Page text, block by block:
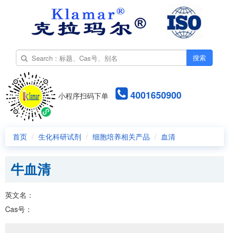
搜索
小程序扫码下单 4001650900
首页 生化科研试剂 细胞培养相关产品 血清
牛血清
英文名：
Cas号：